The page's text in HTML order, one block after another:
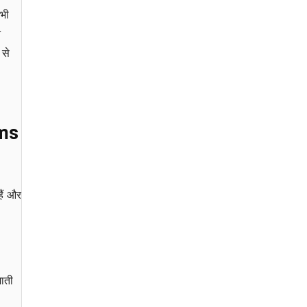
से
और